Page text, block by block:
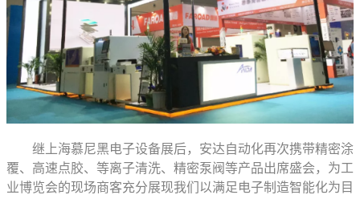
继上海慕尼黑电子设备展后，安达自动化再次携带精密涂
覆、高速点胶、等离子清洗、精密泵阀等产品出席盛会，为工
业博览会的现场商客充分展现我们以满足电子制造智能化为目